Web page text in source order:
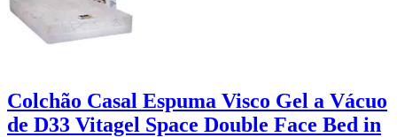
Colchão Casal Espuma Visco Gel a Vácuo
de D33 Vitagel Space Double Face Bed in